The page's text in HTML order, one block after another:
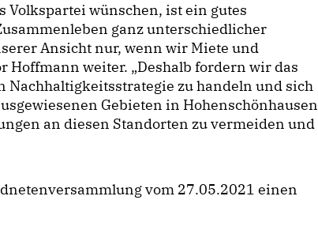
wünschen, ist ein gutes
ganz unterschiedlicher
Ansicht nur, wenn wir Miete und
Hoffmann weiter. „Deshalb fordern wir das
Nachhaltigkeitsstrategie zu handeln und sich
Gebieten in Hohenschönhausen
an diesen Standorten zu vermeiden und
vom 27.05.2021 einen